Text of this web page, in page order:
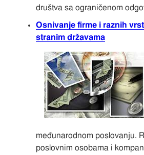
društva sa ograničenom
Osnivanje firme i raznih
stranim državama
međunarodnom poslovanju.
poslovnim osobama i